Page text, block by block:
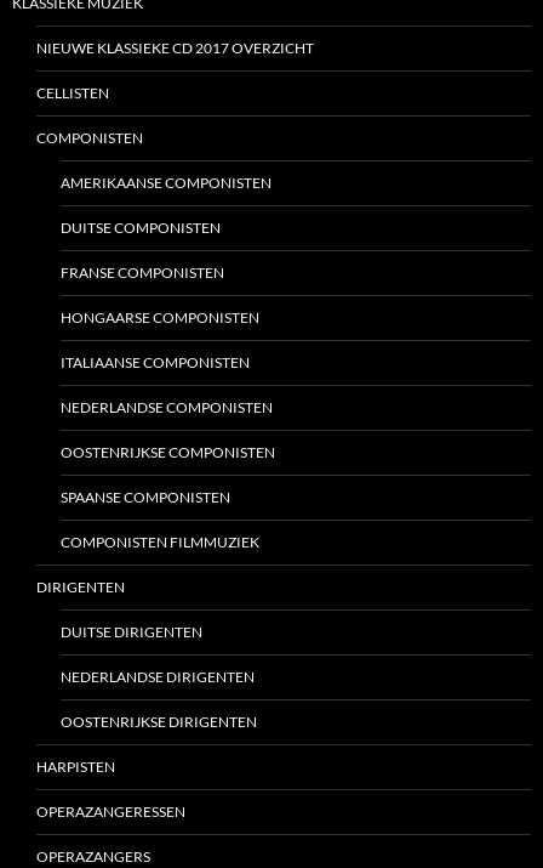
NIEUWE KLASSIEKE CD 2017 OVERZICHT
CELLISTEN
COMPONISTEN
AMERIKAANSE COMPONISTEN
DUITSE COMPONISTEN
FRANSE COMPONISTEN
HONGAARSE COMPONISTEN
ITALIAANSE COMPONISTEN
NEDERLANDSE COMPONISTEN
OOSTENRIJKSE COMPONISTEN
SPAANSE COMPONISTEN
COMPONISTEN FILMMUZIEK
DIRIGENTEN
DUITSE DIRIGENTEN
NEDERLANDSE DIRIGENTEN
OOSTENRIJKSE DIRIGENTEN
HARPISTEN
OPERAZANGERESSEN
OPERAZANGERS